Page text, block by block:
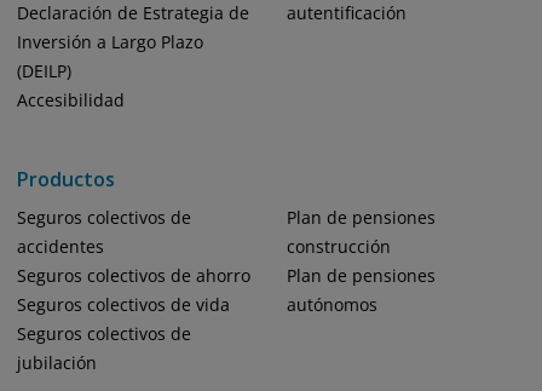
Declaración de Estrategia de
Inversión a Largo Plazo
(DEILP)
Accesibilidad
Productos
Seguros colectivos de
accidentes
Seguros colectivos de ahorro
Seguros colectivos de vida
Seguros colectivos de
jubilación
Plan de pensiones
construcción
Plan de pensiones
autónomos
autentificación